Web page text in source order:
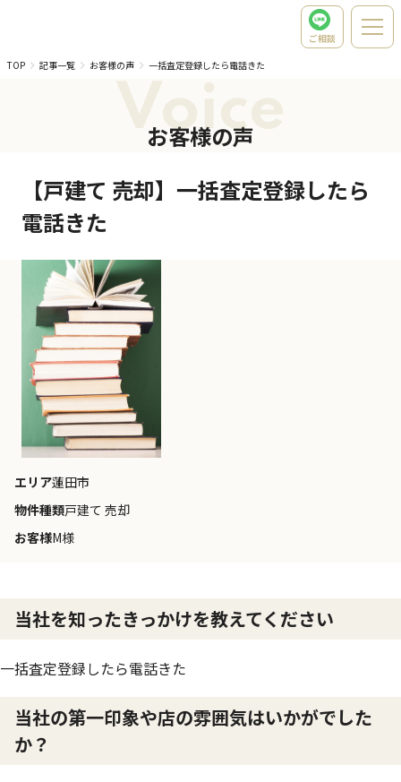
ご相談
TOP
記事一覧 お客様の声 一括査定登録したら電話きた
Voice
お客様の声
【戸建て 売却】一括査定登録したら
電話きた
エリア蓮田市
物件種類戸建て 売却
お客様M様
当社を知ったきっかけを教えてください
一括査定登録したら電話きた
当社の第一印象や店の雰囲気はいかがでした
か？